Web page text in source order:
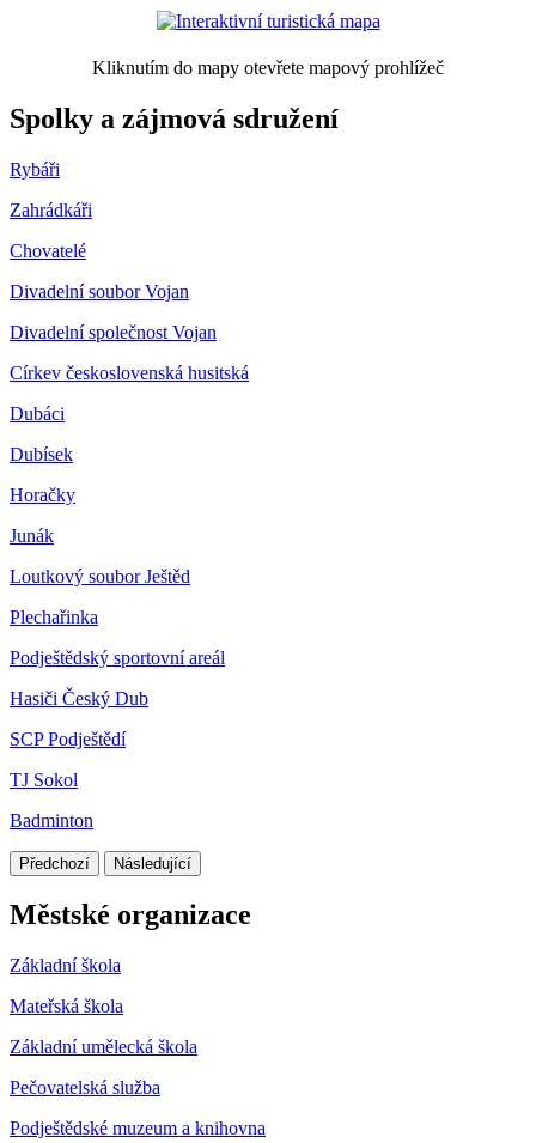
Kliknutím do mapy otevřete mapový prohlížeč
Spolky a zájmová sdružení
Rybáři
Zahrádkáři
Chovatelé
Divadelní soubor Vojan
Divadelní společnost Vojan
Církev československá husitská
Dubáci
Dubísek
Horačky
Junák
Loutkový soubor Ještěd
Plechařinka
Podještědský sportovní areál
Hasiči Český Dub
SCP Podještědí
TJ Sokol
Badminton
Předchozí Následující
Městské organizace
Základní škola
Mateřská škola
Základní umělecká škola
Pečovatelská služba
Podještědské muzeum a knihovna